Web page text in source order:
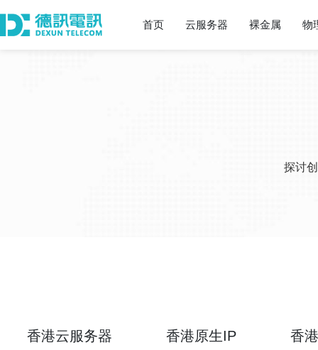
首页 云服务器 裸金属 物
探讨
香港云服务器 香港原生IP 香